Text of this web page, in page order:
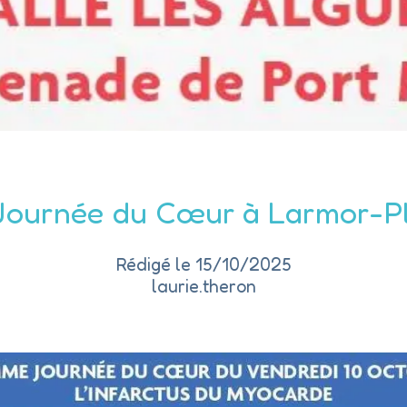
du Cœur à Larmor-
Rédigé le 15/10/2025
laurie.theron